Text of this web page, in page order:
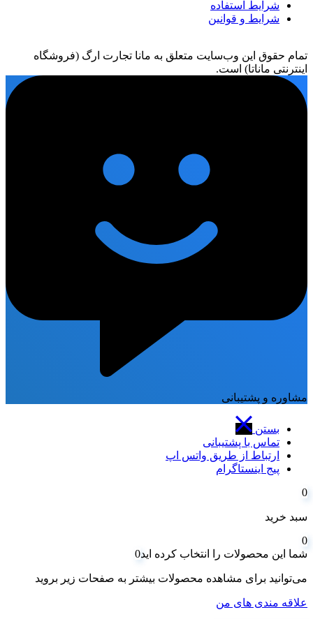
شرایط استفاده
شرایط و قوانین
تمام حقوق اين وب‌سايت متعلق به مانا تجارت ارگ (فروشگاه
اینترنتی ماناتا) است.
مشاوره و پشتیبانی
بستن
تماس با پشتیبانی
ارتباط از طریق واتس اپ
پیج اینستاگرام
0
سبد خرید
0
شما این محصولات را انتخاب کرده اید0
می‌توانید برای مشاهده محصولات بیشتر به صفحات زیر بروید
علاقه مندی های من